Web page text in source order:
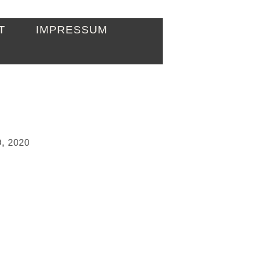
IMPRESSUM
2020